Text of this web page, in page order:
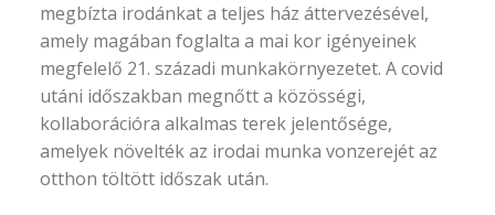
megbízta irodánkat a teljes ház áttervezésével,
amely magában foglalta a mai kor igényeinek
megfelelő 21. századi munkakörnyezetet. A covid
utáni időszakban megnőtt a közösségi,
kollaborációra alkalmas terek jelentősége,
amelyek növelték az irodai munka vonzerejét az
otthon töltött időszak után.